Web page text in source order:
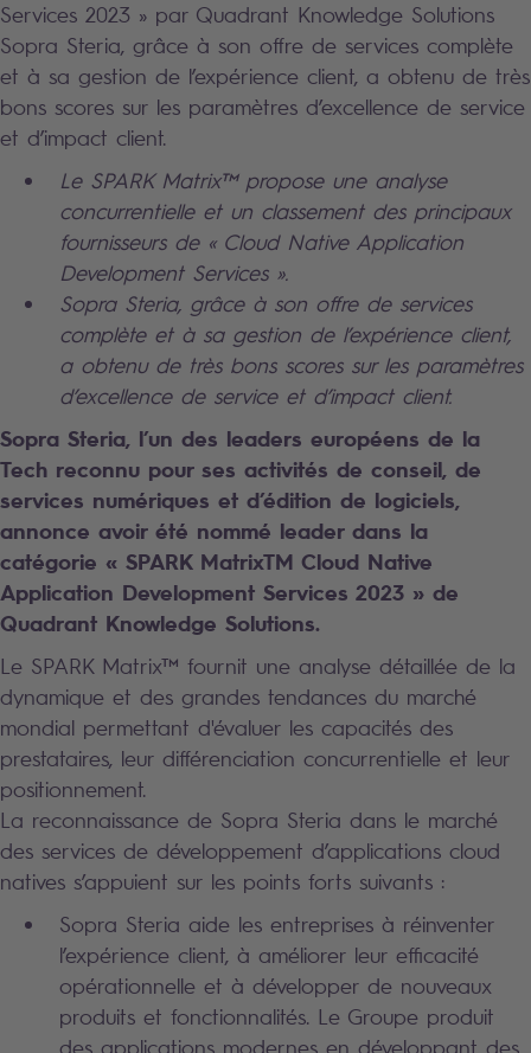
Services 2023 » par Quadrant Knowledge Solutions
Sopra Steria, grâce à son offre de services complète
et à sa gestion de l’expérience client, a obtenu de très
bons scores sur les paramètres d’excellence de service
et d’impact client.
Le SPARK Matrix™ propose une analyse
concurrentielle et un classement des principaux
fournisseurs de « Cloud Native Application
Development Services ».
Sopra Steria, grâce à son offre de services
complète et à sa gestion de l’expérience client,
a obtenu de très bons scores sur les paramètres
d’excellence de service et d’impact client.
Sopra Steria, l’un des leaders européens de la
Tech reconnu pour ses activités de conseil, de
services numériques et d’édition de logiciels,
annonce avoir été nommé leader dans la
catégorie « SPARK MatrixTM Cloud Native
Application Development Services 2023 » de
Quadrant Knowledge Solutions.
Le SPARK Matrix™ fournit une analyse détaillée de la
dynamique et des grandes tendances du marché
mondial permettant d'évaluer les capacités des
prestataires, leur différenciation concurrentielle et leur
positionnement.
La reconnaissance de Sopra Steria dans le marché
des services de développement d’applications cloud
natives s’appuient sur les points forts suivants :
Sopra Steria aide les entreprises à réinventer
l’expérience client, à améliorer leur efficacité
opérationnelle et à développer de nouveaux
produits et fonctionnalités. Le Groupe produit
des applications modernes en développant des